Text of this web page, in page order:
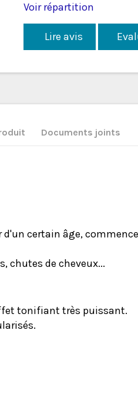
Voir répartition
Lire avis
Documents joints
certain âge,
chutes de cheveux...
tonifiant très puissant.